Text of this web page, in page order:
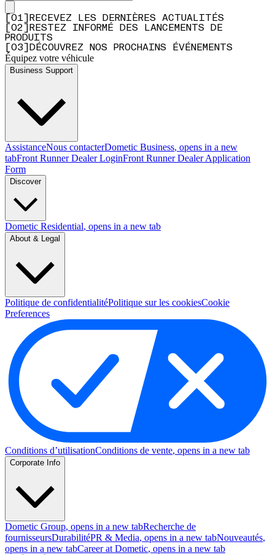
01
RECEVEZ LES DERNIÈRES ACTUALITÉS
02
RESTEZ INFORMÉ DES LANCEMENTS DE
PRODUITS
03 DÉCOUVREZ NOS PROCHAINS ÉVÉNEMENTS
Équipez votre véhicule
Business Support
AssistanceNous contacterDometic Business, opens in a new
tabFront Runner Dealer LoginFront Runner Dealer Application
Form
Discover
Dometic Residential, opens in a new tab
About & Legal
Politique de confidentialitéPolitique sur les cookiesCookie
Preferences
Conditions d’utilisationConditions de vente, opens in a new tab
Corporate Info
Dometic Group, opens in a new tabRecherche de
fournisseursDurabilitéPR & Media, opens in a new tabNouveautés,
opens in a new tabCareer at Dometic, opens in a new tab